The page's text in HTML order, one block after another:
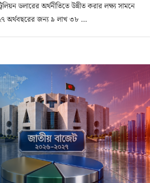
ডলারের অর্থনীতিতে উন্নীত করার লক্ষ্য সামনে
অর্থবছরের জন্য ৯ লাখ ৩৮ …